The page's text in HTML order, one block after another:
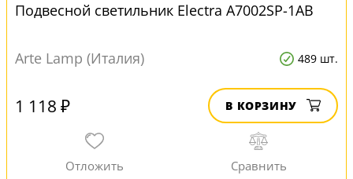
Подвесной светильник Electra A7002SP-1AB
Arte Lamp (Италия) 489 шт.
1 118 ₽ В КОРЗИНУ